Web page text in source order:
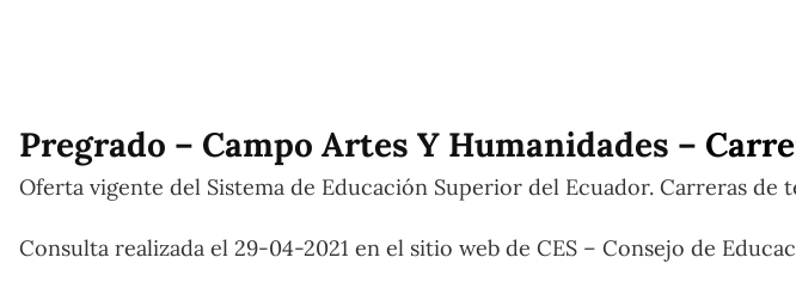
Pregrado – Campo Artes Y Humanidades –
Oferta vigente del Sistema de Educación Superior del Ecuador. Carreras
Consulta realizada el 29-04-2021 en el sitio web de CES – Consejo de